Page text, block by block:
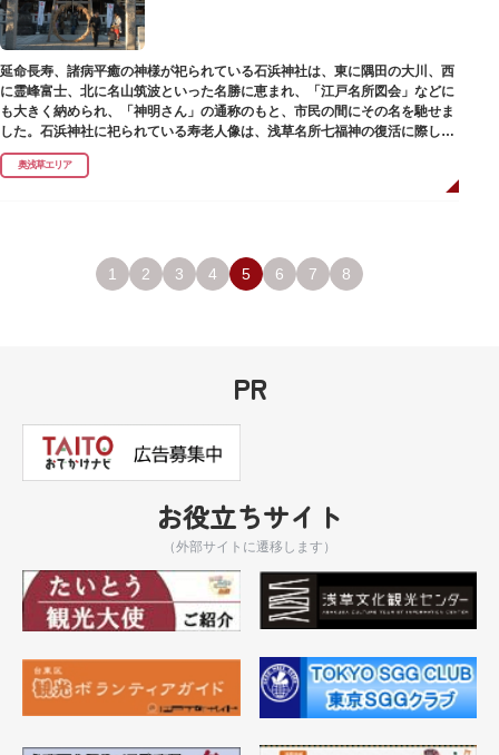
延命長寿、諸病平癒の神様が祀られている石浜神社は、東に隅田の大川、西
に霊峰富士、北に名山筑波といった名勝に恵まれ、「江戸名所図会」などに
も大きく納められ、「神明さん」の通称のもと、市民の間にその名を馳せま
した。石浜神社に祀られている寿老人像は、浅草名所七福神の復活に際し、
延命長寿の神として奉安されたものです。
奥浅草エリア
1 2 3 4 5 6 7 8
PR
お役立ちサイト
（外部サイトに遷移します）